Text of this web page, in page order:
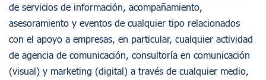
de servicios de información, acompañamiento,
asesoramiento y eventos de cualquier tipo relacionados
con el apoyo a empresas, en particular, cualquier actividad
de agencia de comunicación, consultoría en comunicación
(visual) y marketing (digital) a través de cualquier medio,